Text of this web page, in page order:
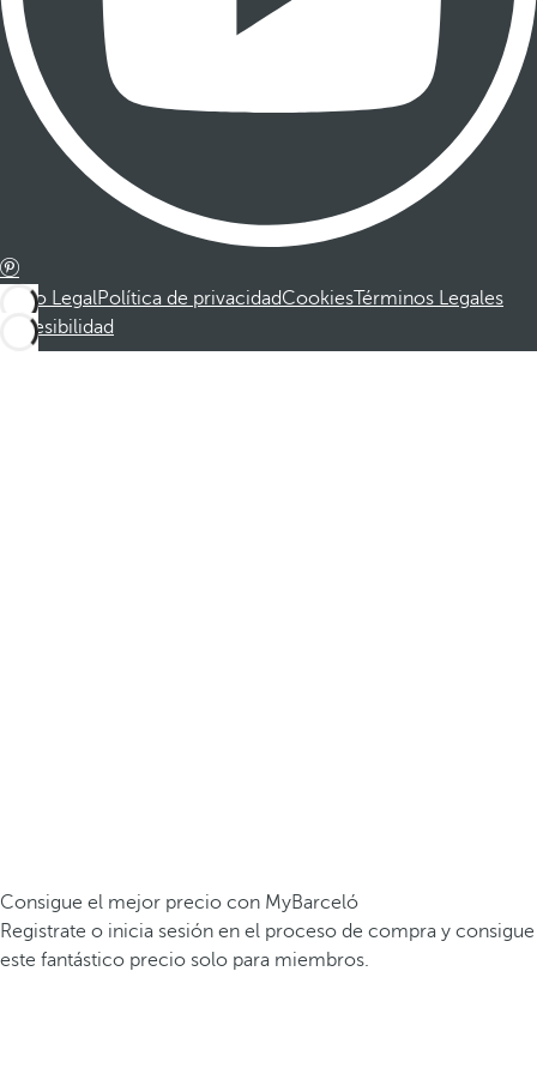
Aviso LegalPolítica de privacidadCookiesTérminos Legales
Accesibilidad
Consigue el mejor precio con MyBarceló
Registrate o inicia sesión en el proceso de compra y consigue
este fantástico precio solo para miembros.